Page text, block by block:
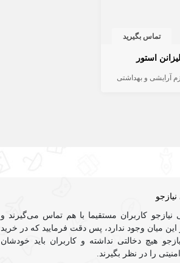
تماس بگیرید
استور
آرایشی و بهداشتی
نیازجو کاربران مستقیما با هم تماس می‌گیرند و
میان وجود ندارد، پس دقت فرمایید که در خرید
هیچ دخالتی نداشته و کاربران باید خودشان
را در نظر بگیرند.